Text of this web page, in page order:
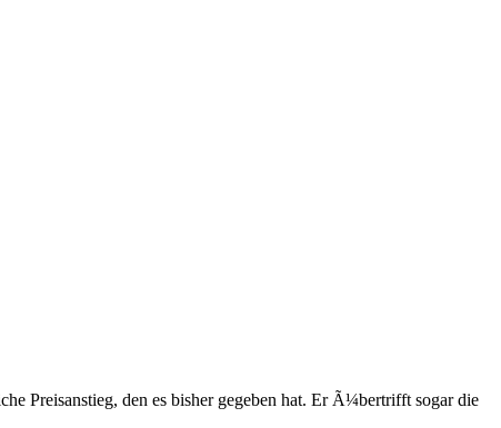
Preisanstieg, den es bisher gegeben hat. Er Ã¼bertrifft sogar die